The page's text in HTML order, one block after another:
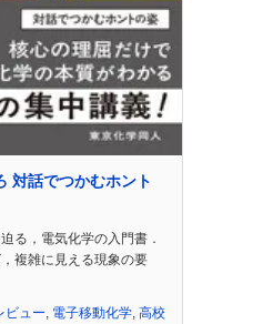
対話でつかむホント
る，電気化学の入門書．
複雑に見える現象の要
ビュー 電子移動化学 高校